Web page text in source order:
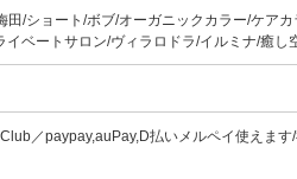
/ショート/ボブ/オーガニックカラー/ケアカ
ベートサロン/ヴィラロドラ/イルミナ/癒し
／paypay,auPay,D払いメルペイ使えます